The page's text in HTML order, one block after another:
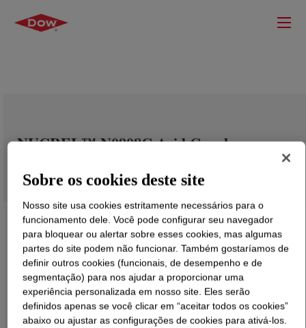
NUCREL™ N0908C Acid Copolymer
Sobre os cookies deste site
Nosso site usa cookies estritamente necessários para o
funcionamento dele. Você pode configurar seu navegador
para bloquear ou alertar sobre esses cookies, mas algumas
partes do site podem não funcionar. Também gostaríamos de
definir outros cookies (funcionais, de desempenho e de
segmentação) para nos ajudar a proporcionar uma
experiência personalizada em nosso site. Eles serão
definidos apenas se você clicar em “aceitar todos os cookies”
abaixo ou ajustar as configurações de cookies para ativá-los.